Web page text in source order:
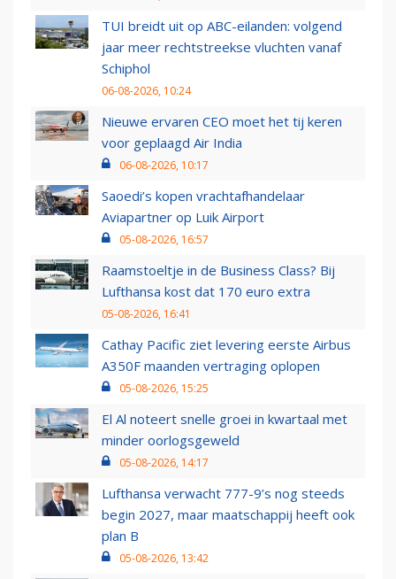
TUI breidt uit op ABC-eilanden: volgend
jaar meer rechtstreekse vluchten vanaf
Schiphol
06-08-2026, 10:24
Nieuwe ervaren CEO moet het tij keren
voor geplaagd Air India
06-08-2026, 10:17
Saoedi’s kopen vrachtafhandelaar
Aviapartner op Luik Airport
05-08-2026, 16:57
Raamstoeltje in de Business Class? Bij
Lufthansa kost dat 170 euro extra
05-08-2026, 16:41
Cathay Pacific ziet levering eerste Airbus
A350F maanden vertraging oplopen
05-08-2026, 15:25
El Al noteert snelle groei in kwartaal met
minder oorlogsgeweld
05-08-2026, 14:17
Lufthansa verwacht 777-9’s nog steeds
begin 2027, maar maatschappij heeft ook
plan B
05-08-2026, 13:42